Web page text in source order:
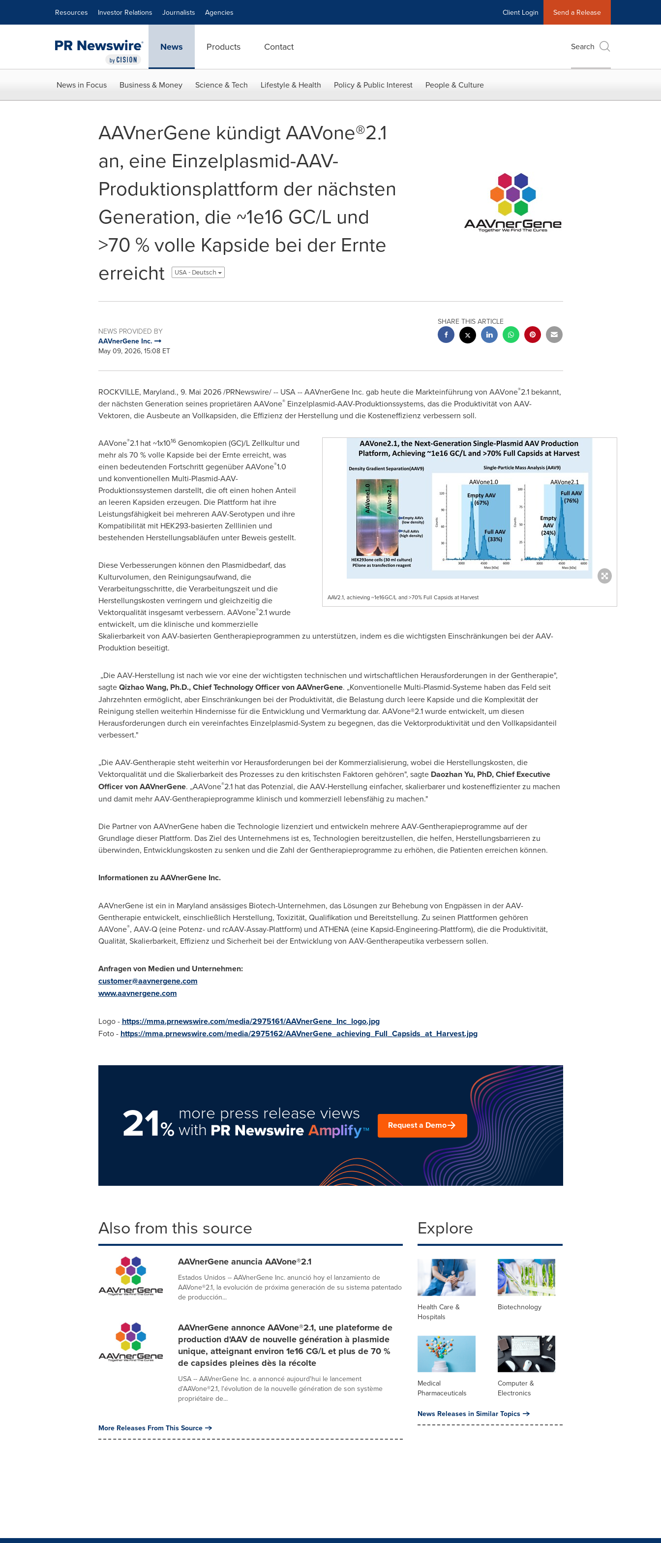
Resources Investor Relations Journalists Agencies Client Login Send a Release
News Products Contact Search
News in Focus Business & Money Science & Tech Lifestyle & Health Policy & Public Interest People & Culture
AAVnerGene kündigt AAVone®2.1
an, eine Einzelplasmid-AAV-
Produktionsplattform der nächsten
Generation, die ~1e16 GC/L und
>70 % volle Kapside bei der Ernte
erreicht
USA - Deutsch
NEWS PROVIDED BY
AAVnerGene Inc.
May 09, 2026, 15:08 ET
SHARE THIS ARTICLE
ROCKVILLE, Maryland., 9. Mai 2026/PRNewswire/ -- USA -- AAVnerGene Inc. gab heute die Markteinführung von AAVone®2.1 bekannt,
der nächsten Generation seines proprietären AAVone®Einzelplasmid-AAV-Produktionssystems, das die Produktivität von AAV-
Vektoren, die Ausbeute an Vollkapsiden, die Effizienz der Herstellung und die Kosteneffizienz verbessern soll.
AAV2.1, achieving ~1e16GC/L and >70% Full Capsids at Harvest
AAVone®2.1 hat ~1x1016Genomkopien (GC)/L Zellkultur und
mehr als 70 % volle Kapside bei der Ernte erreicht, was
einen bedeutenden Fortschritt gegenüber AAVone®1.0
und konventionellen Multi-Plasmid-AAV-
Produktionssystemen darstellt, die oft einen hohen Anteil
an leeren Kapsiden erzeugen. Die Plattform hat ihre
Leistungsfähigkeit bei mehreren AAV-Serotypen und ihre
Kompatibilität mit HEK293-basierten Zelllinien und
bestehenden Herstellungsabläufen unter Beweis gestellt.
Diese Verbesserungen können den Plasmidbedarf, das
Kulturvolumen, den Reinigungsaufwand, die
Verarbeitungsschritte, die Verarbeitungszeit und die
Herstellungskosten verringern und gleichzeitig die
Vektorqualität insgesamt verbessern. AAVone®2.1 wurde
entwickelt, um die klinische und kommerzielle
Skalierbarkeit von AAV-basierten Gentherapieprogrammen zu unterstützen, indem es die wichtigsten Einschränkungen bei der AAV-
Produktion beseitigt.
„Die AAV-Herstellung ist nach wie vor eine der wichtigsten technischen und wirtschaftlichen Herausforderungen in der Gentherapie",
sagteQizhao Wang, Ph.D., Chief Technology Officer von AAVnerGene. „Konventionelle Multi-Plasmid-Systeme haben das Feld seit
Jahrzehnten ermöglicht, aber Einschränkungen bei der Produktivität, die Belastung durch leere Kapside und die Komplexität der
Reinigung stellen weiterhin Hindernisse für die Entwicklung und Vermarktung dar. AAVone®2.1 wurde entwickelt, um diesen
Herausforderungen durch ein vereinfachtes Einzelplasmid-System zu begegnen, das die Vektorproduktivität und den Vollkapsidanteil
verbessert."
„Die AAV-Gentherapie steht weiterhin vor Herausforderungen bei der Kommerzialisierung, wobei die Herstellungskosten, die
Vektorqualität und die Skalierbarkeit des Prozesses zu den kritischsten Faktoren gehören", sagte Daozhan Yu, PhD, Chief Executive
Officer von AAVnerGene. „AAVone®2.1 hat das Potenzial, die AAV-Herstellung einfacher, skalierbarer und kosteneffizienter zu machen
und damit mehr AAV-Gentherapieprogramme klinisch und kommerziell lebensfähig zu machen."
Die Partner von AAVnerGene haben die Technologie lizenziert und entwickeln mehrere AAV-Gentherapieprogramme auf der
Grundlage dieser Plattform. Das Ziel des Unternehmens ist es, Technologien bereitzustellen, die helfen, Herstellungsbarrieren zu
überwinden, Entwicklungskosten zu senken und die Zahl der Gentherapieprogramme zu erhöhen, die Patienten erreichen können.
Informationen zu AAVnerGene Inc.
AAVnerGene ist ein in Maryland ansässiges Biotech-Unternehmen, das Lösungen zur Behebung von Engpässen in der AAV-
Gentherapie entwickelt, einschließlich Herstellung, Toxizität, Qualifikation und Bereitstellung. Zu seinen Plattformen gehören
AAVone®, AAV-Q (eine Potenz- und rcAAV-Assay-Plattform) und ATHENA (eine Kapsid-Engineering-Plattform), die die Produktivität,
Qualität, Skalierbarkeit, Effizienz und Sicherheit bei der Entwicklung von AAV-Gentherapeutika verbessern sollen.
Anfragen von Medien und Unternehmen:
customer@aavnergene.com
www.aavnergene.com
Logo - https://mma.prnewswire.com/media/2975161/AAVnerGene_Inc_logo.jpg
Foto - https://mma.prnewswire.com/media/2975162/AAVnerGene_achieving_Full_Capsids_at_Harvest.jpg
21%
more press release views
with Request a Demo
Also from this source
AAVnerGene anuncia AAVone®2.1
Estados Unidos -- AAVnerGene Inc. anunció hoy el lanzamiento de
AAVone®2.1, la evolución de próxima generación de su sistema patentado
de producción...
AAVnerGene annonce AAVone®2.1, une plateforme de
production d'AAV de nouvelle génération à plasmide
unique, atteignant environ 1e16 CG/L et plus de 70 %
de capsides pleines dès la récolte
USA -- AAVnerGene Inc. a annoncé aujourd'hui le lancement
d'AAVone®2.1, l'évolution de la nouvelle génération de son système
propriétaire de...
More Releases From This Source
Explore
Health Care &
Hospitals
Biotechnology
Medical
Pharmaceuticals
Computer &
Electronics
News Releases in Similar Topics